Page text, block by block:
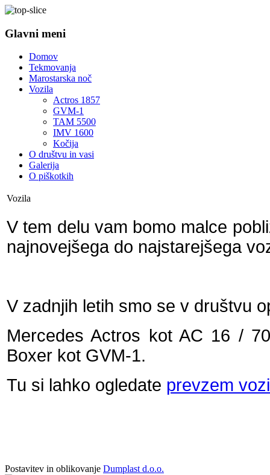
Glavni meni
Domov
Tekmovanja
Marostarska noč
Vozila
Actros 1857
GVM-1
TAM 5500
IMV 1600
Kočija
O društvu in vasi
Galerija
O piškotkih
Vozila
V tem delu vam bomo malce
najnovejšega do najstarejšega
V zadnjih letih smo se v društvu
Mercedes Actros kot AC 16 /
Boxer kot GVM-1.
Tu si lahko ogledate prevzem
Postavitev in oblikovanje Dumplast d.o.o.